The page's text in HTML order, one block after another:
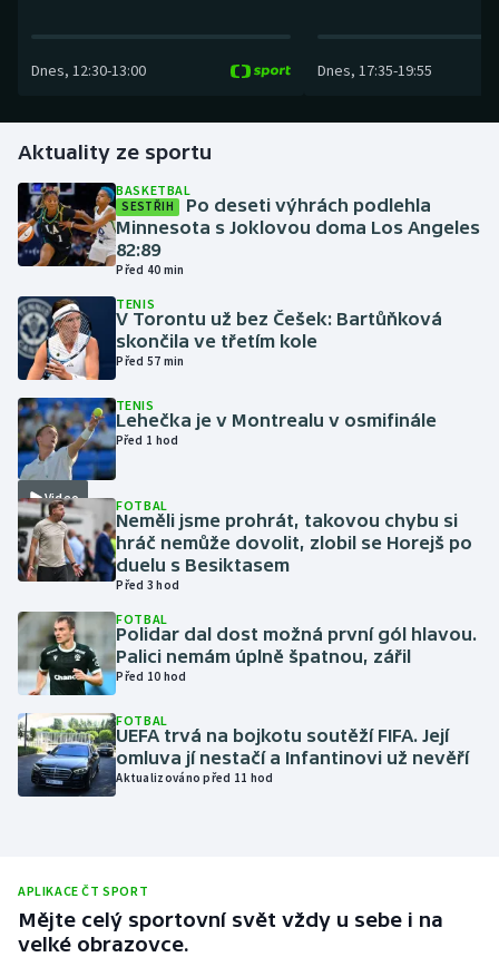
Gymnastika
Házená
Jezdectví
Judo
Krasobruslení
Lezení
Lyže a snowboard
Moderní pětiboj
Motorsport
Olympijské hry
Parasport
Plavání
Plážový volejbal
Dnes, 12:30-13:00 Dnes, 17:35-19:55
Aktuality ze sportu
BASKETBAL
SESTŘIH
Po deseti výhrách podlehla
Minnesota s Joklovou doma Los Angeles
82:89
Před 40 min
TENIS
V Torontu už bez Češek: Bartůňková
skončila ve třetím kole
Před 57 min
Video
TENIS
Lehečka je v Montrealu v osmifinále
Před 1 hod
FOTBAL
Neměli jsme prohrát, takovou chybu si
hráč nemůže dovolit, zlobil se Horejš po
duelu s Besiktasem
Před 3 hod
FOTBAL
Polidar dal dost možná první gól hlavou.
Palici nemám úplně špatnou, zářil
Před 10 hod
FOTBAL
UEFA trvá na bojkotu soutěží FIFA. Její
omluva jí nestačí a Infantinovi už nevěří
Aktualizováno před 11 hod
APLIKACE ČT SPORT
Mějte celý sportovní svět vždy u sebe i na
velké obrazovce.